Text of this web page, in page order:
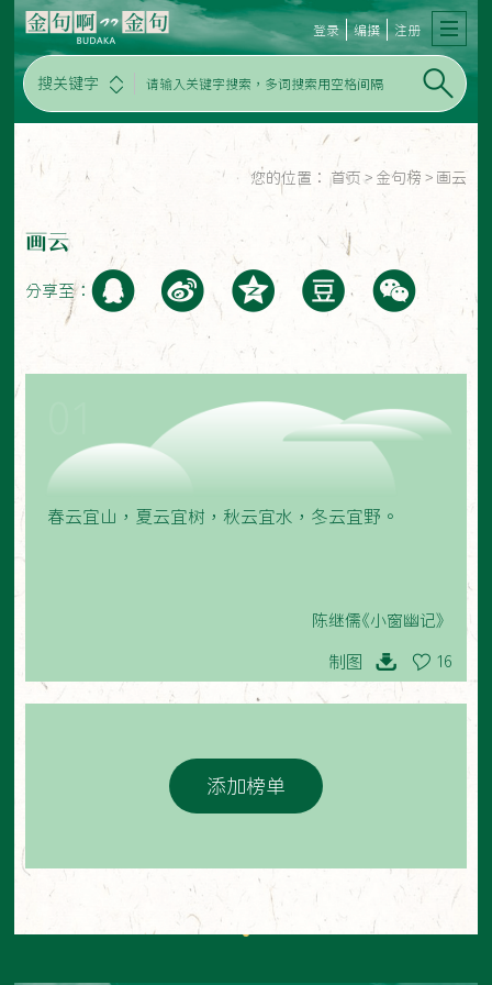
搜关键字
登录 编撰 注册
您的位置： 首页 > 金句榜 > 画云
画云
分享至：
春云宜山，夏云宜树，秋云宜水，冬云宜野。
陈继儒《小窗幽记》
制图 16
添加榜单